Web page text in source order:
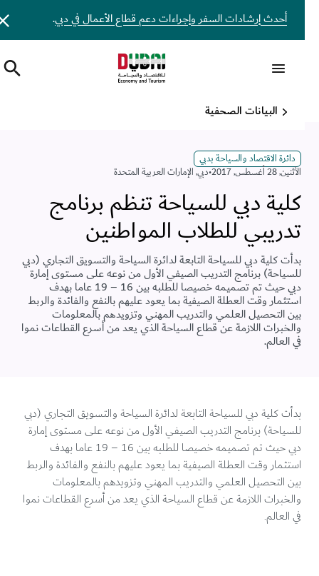
أحدث إرشادات السفر وإجراءات دعم قطاع الأعمال في دبي.
البيانات الصحفية
دائرة الاقتصاد والسياحة بدبي
اﻷثنين, 28 أغسطس, 2017
•دبي,الإمارات العربية المتحدة
كلية دبي للسياحة تنظم برنامج
تدريبي للطلاب المواطنين
بدأت كلية دبي للسياحة التابعة لدائرة السياحة والتسويق التجاري (دبي
للسياحة) برنامج التدريب الصيفي الأول من نوعه على مستوى إمارة
دبي حيث تم تصميمه خصيصا للطلبه بين 16 – 19 عاما بهدف
استثمار وقت العطلة الصيفية بما يعود عليهم بالنفع والفائدة والربط
بين التحصيل العلمي والتدريب المهني وتزويدهم بالمعلومات
والخبرات اللازمة عن قطاع السياحة الذي يعد من أسرع القطاعات نموا
في العالم.
بدأت كلية دبي للسياحة التابعة لدائرة السياحة والتسويق التجاري (دبي
للسياحة) برنامج التدريب الصيفي الأول من نوعه على مستوى إمارة
دبي حيث تم تصميمه خصيصا للطلبه بين 16 – 19 عاما بهدف
استثمار وقت العطلة الصيفية بما يعود عليهم بالنفع والفائدة والربط
بين التحصيل العلمي والتدريب المهني وتزويدهم بالمعلومات
والخبرات اللازمة عن قطاع السياحة الذي يعد من أسرع القطاعات نموا
في العالم.